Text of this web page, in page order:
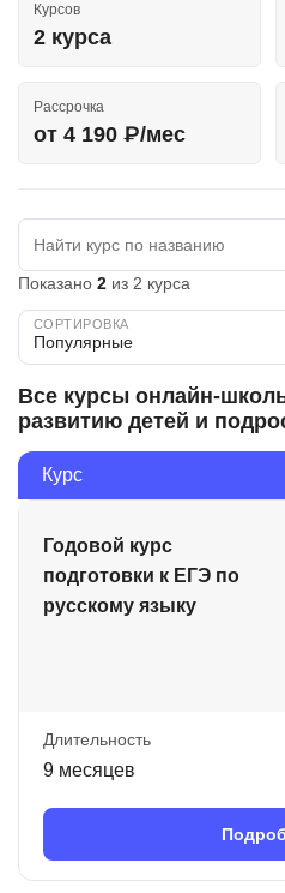
Курсов
2 курса
Рассрочка
от 4 190 ₽/мес
Показано 2 из 2 курса
Популярные
Все курсы онлайн-
развитию детей и
Курс
Годовой курс
подготовки к ЕГЭ по
русскому языку
Длительность
9 месяцев
Аналитика
Иностранные языки
ДПО
Детям
Акции и промокоды
Рейтинг онлайн-школ